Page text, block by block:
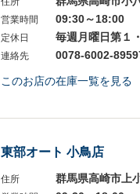
営業時間 09:30～18:00
定休日 毎週月曜日第１
連絡先 0078-6002-
このお店の在庫一覧を見る
東部オート 小鳥店
住所 群馬県高崎市上